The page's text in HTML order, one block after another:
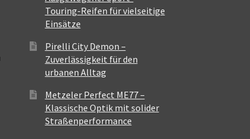
Touring-Reifen für vielseitige
Einsätze
Pirelli City Demon –
Zuverlässigkeit für den
urbanen Alltag
Metzeler Perfect ME77 –
Klassische Optik mit solider
Straßenperformance